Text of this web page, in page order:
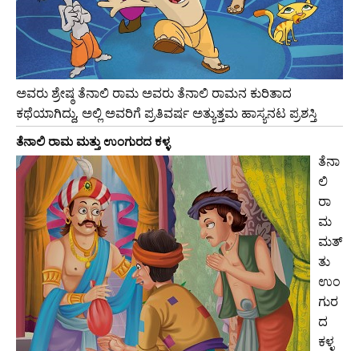
ಅವರು ಶ್ರೇಷ್ಠ ತೆನಾಲಿ ರಾಮ ಅವರು ತೆನಾಲಿ ರಾಮನ ಕುರಿತಾದ
ಕಥೆಯಾಗಿದ್ದು, ಅಲ್ಲಿ ಅವರಿಗೆ ಪ್ರತಿವರ್ಷ ಅತ್ಯುತ್ತಮ ಹಾಸ್ಯನಟ ಪ್ರಶಸ್ತಿ
ತೆನಾಲಿ ರಾಮ ಮತ್ತು ಉಂಗುರದ ಕಳ್ಳ
ತೆನಾ
ಲಿ
ರಾ
ಮ
ಮತ್
ತು
ಉಂ
ಗುರ
ದ
ಕಳ್ಳ